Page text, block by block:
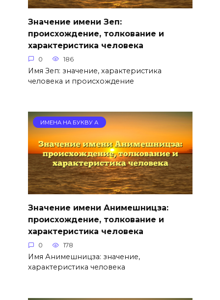
Значение имени Зеп:
происхождение, толкование и
характеристика человека
0 186
Имя Зеп: значение, характеристика
человека и происхождение
ИМЕНА НА БУКВУ А
Значение имени Анимешницза:
происхождение, толкование и
характеристика человека
0 178
Имя Анимешницза: значение,
характеристика человека